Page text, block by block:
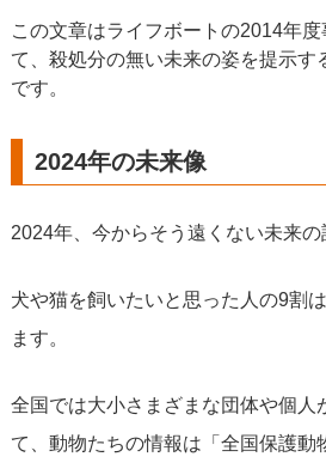
この文章はライフボートの2014年
て、殺処分の無い未来の姿を提示す
です。
2024年の未来像
2024年、今からそう遠くない未来の
犬や猫を飼いたいと思った人の9割
ます。
全国では大小さまざまな団体や個人
て、動物たちの情報は「全国保護